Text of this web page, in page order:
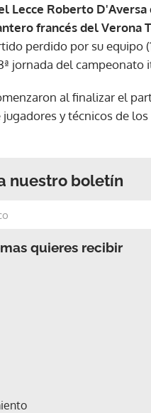
Lecce Roberto D'Aversa
francés del Verona
perdido por su equipo
jornada del campeonato
al finalizar el
y técnicos de los
nuestro boletín
quieres recibir